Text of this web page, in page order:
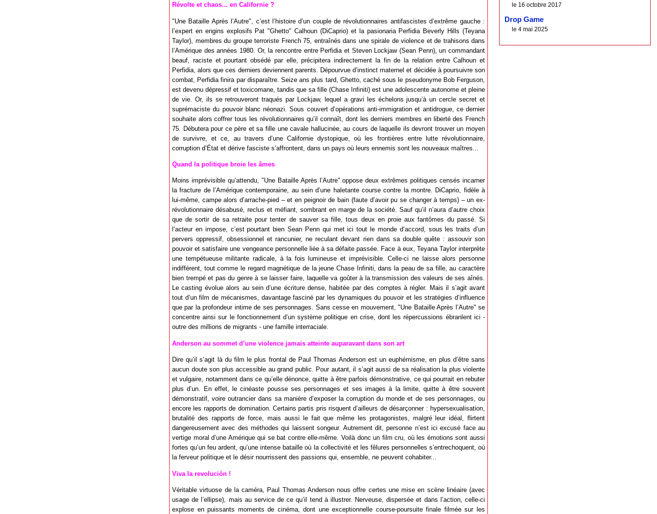
Révolte et chaos... en Californie ?
"Une Bataille Après l’Autre", c’est l’histoire d’un couple de révolutionnaires antifascistes d’extrême gauche :
l’expert en engins explosifs Pat "Ghetto" Calhoun (DiCaprio) et la pasionaria Perfidia Beverly Hills (Teyana
Taylor), membres du groupe terroriste French 75, entraînés dans une spirale de violence et de trahisons dans
l’Amérique des années 1980. Or, la rencontre entre Perfidia et Steven Lockjaw (Sean Penn), un commandant
beauf, raciste et pourtant obsédé par elle, précipitera indirectement la fin de la relation entre Calhoun et
Perfidia, alors que ces derniers deviennent parents. Dépourvue d’instinct maternel et décidée à poursuivre son
combat, Perfidia finira par disparaître. Seize ans plus tard, Ghetto, caché sous le pseudonyme Bob Ferguson,
est devenu dépressif et toxicomane, tandis que sa fille (Chase Infiniti) est une adolescente autonome et pleine
de vie. Or, ils se retrouveront traqués par Lockjaw, lequel a gravi les échelons jusqu’à un cercle secret et
suprémaciste du pouvoir blanc néonazi. Sous couvert d’opérations anti-immigration et antidrogue, ce dernier
souhaite alors coffrer tous les révolutionnaires qu’il connaît, dont les derniers membres en liberté des French
75. Débutera pour ce père et sa fille une cavale hallucinée, au cours de laquelle ils devront trouver un moyen
de survivre, et ce, au travers d’une Californie dystopique, où les frontières entre lutte révolutionnaire,
corruption d’État et dérive fasciste s’affrontent, dans un pays où leurs ennemis sont les nouveaux maîtres...
Quand la politique broie les âmes
Moins imprévisible qu’attendu, "Une Bataille Après l’Autre" oppose deux extrêmes politiques censés incarner
la fracture de l’Amérique contemporaine, au sein d’une haletante course contre la montre. DiCaprio, fidèle à
lui-même, campe alors d’arrache-pied – et en peignoir de bain (faute d’avoir pu se changer à temps) – un ex-
révolutionnaire désabusé, reclus et méfiant, sombrant en marge de la société. Sauf qu’il n’aura d’autre choix
que de sortir de sa retraite pour tenter de sauver sa fille, tous deux en proie aux fantômes du passé. Si
l’acteur en impose, c’est pourtant bien Sean Penn qui met ici tout le monde d’accord, sous les traits d’un
pervers oppressif, obsessionnel et rancunier, ne reculant devant rien dans sa double quête : assouvir son
pouvoir et satisfaire une vengeance personnelle liée à sa défaite passée. Face à eux, Teyana Taylor interprète
une tempétueuse militante radicale, à la fois lumineuse et imprévisible. Celle-ci ne laisse alors personne
indifférent, tout comme le regard magnétique de la jeune Chase Infiniti, dans la peau de sa fille, au caractère
bien trempé et pas du genre à se laisser faire, laquelle va goûter à la transmission des valeurs de ses aînés.
Le casting évolue alors au sein d’une écriture dense, habitée par des comptes à régler. Mais il s’agit avant
tout d’un film de mécanismes, davantage fasciné par les dynamiques du pouvoir et les stratégies d’influence
que par la profondeur intime de ses personnages. Sans cesse en mouvement, "Une Bataille Après l’Autre" se
concentre ainsi sur le fonctionnement d’un système politique en crise, dont les répercussions ébranlent ici -
outre des millions de migrants - une famille interraciale.
Anderson au sommet d’une violence jamais atteinte auparavant dans son art
Dire qu’il s’agit là du film le plus frontal de Paul Thomas Anderson est un euphémisme, en plus d’être sans
aucun doute son plus accessible au grand public. Pour autant, il s’agit aussi de sa réalisation la plus violente
et vulgaire, notamment dans ce qu’elle dénonce, quitte à être parfois démonstrative, ce qui pourrait en rebuter
plus d’un. En effet, le cinéaste pousse ses personnages et ses images à la limite, quitte à être souvent
démonstratif, voire outrancier dans sa manière d’exposer la corruption du monde et de ses personnages, ou
encore les rapports de domination. Certains partis pris risquent d’ailleurs de désarçonner : hypersexualisation,
brutalité des rapports de force, mais aussi le fait que même les protagonistes, malgré leur idéal, flirtent
dangereusement avec des méthodes qui laissent songeur. Autrement dit, personne n’est ici excusé face au
vertige moral d’une Amérique qui se bat contre elle-même. Voilà donc un film cru, où les émotions sont aussi
fortes qu’un feu ardent, qu’une intense bataille où la collectivité et les fêlures personnelles s’entrechoquent, où
la ferveur politique et le désir nourrissent des passions qui, ensemble, ne peuvent cohabiter...
Viva la revolución !
Véritable virtuose de la caméra, Paul Thomas Anderson nous offre certes une mise en scène linéaire (avec
usage de l’ellipse), mais au service de ce qu’il tend à illustrer. Nerveuse, dispersée et dans l’action, celle-ci
explose en puissants moments de cinéma, dont une exceptionnelle course-poursuite finale filmée sur les
le 16 octobre 2017
Drop Game
le 4 mai 2025